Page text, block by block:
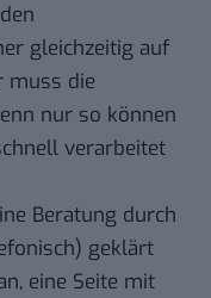
gleichzeitig auf
muss die
nur so können
verarbeitet
Beratung durch
geklärt
eine Seite mit